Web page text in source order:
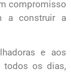
compromisso
a construir a
e aos
todos os dias,